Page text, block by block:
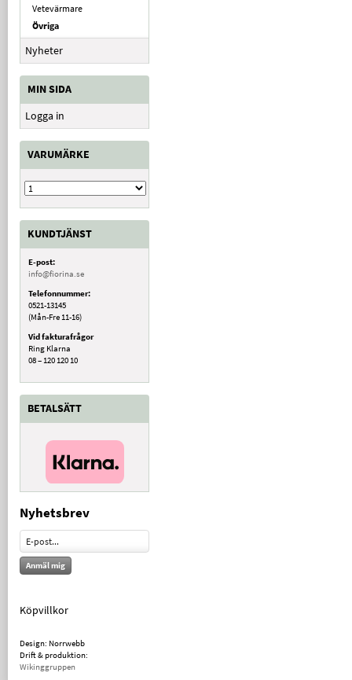
Vetevärmare
Övriga
Nyheter
MIN SIDA
Logga in
VARUMÄRKE
KUNDTJÄNST
E-post:
info@fiorina.se
Telefonnummer:
0521-13145
(Mån-Fre 11-16)
Vid fakturafrågor
Ring Klarna
08 – 120 120 10
BETALSÄTT
Nyhetsbrev
Anmäl mig
Köpvillkor
Design: Norrwebb
Drift & produktion:
Wikinggruppen